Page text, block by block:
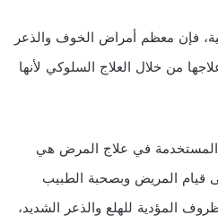
فإن معظم أمراض الخوف والذعر
من خلال العلاج السلوكي لأنها
المستخدمة في علاج المرض هي
قيام المريض وبصحبة الطبيب
المؤدية للهلع والذعر الشديد،